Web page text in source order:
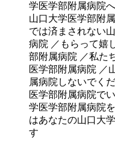
学医学部附属病院
山口大学医学部附
では済まされない
病院 ／もらって嬉
部附属病院 ／私た
医学部附属病院 ／
属病院しないでく
医学部附属病院で
学医学部附属病院
はあなたの山口大
す